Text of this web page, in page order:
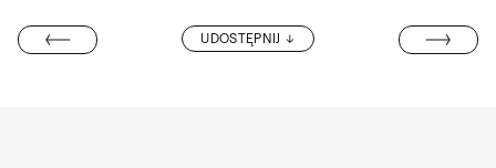
UDOSTĘPNIJ
ANNA TUREK
IWONA